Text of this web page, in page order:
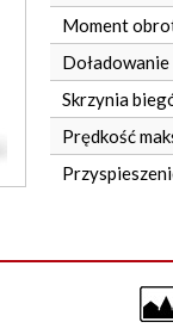
Moment
Doładowanie
Skrzynia
Prędkość